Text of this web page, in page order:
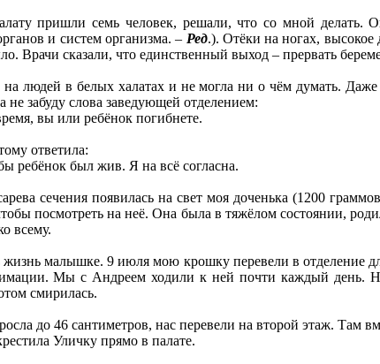
пришли семь человек, решали, что со мной делать.
и систем организма. – Ред.). Отёки на ногах,
Врачи сказали, что единственный выход – прервать
людей в белых халатах и не могла ни о чём думать.
забуду слова заведующей отделением:
вы или ребёнок погибнете.
ответила:
ребёнок был жив. Я на всё согласна.
сечения появилась на свет моя доченька (1200
посмотреть на неё. Она была в тяжёлом состоянии,
всему.
жизнь малышке. 9 июля мою крошку перевели в отделение
Мы с Андреем ходили к ней почти каждый день.
смирилась.
до 46 сантиметров, нас перевели на второй этаж. Там
Уличку прямо в палате.